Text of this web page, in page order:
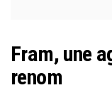
Fram, une
renom